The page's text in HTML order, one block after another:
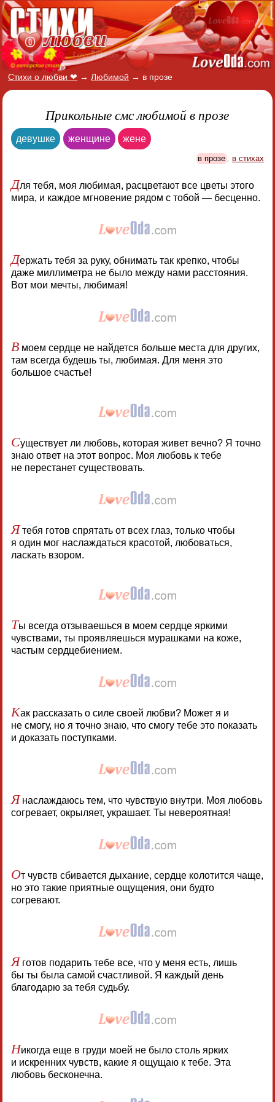
Стихи о любви ❤ → Любимой → в прозе
Прикольные смс любимой в прозе
девушке женщине жене
в прозе , в стихах
Для тебя, моя любимая, расцветают все цветы этого
мира, и каждое мгновение рядом с тобой — бесценно.
Держать тебя за руку, обнимать так крепко, чтобы
даже миллиметра не было между нами расстояния.
Вот мои мечты, любимая!
Вмоем сердце не найдется больше места для других,
там всегда будешь ты, любимая. Для меня это
большое счастье!
Существует ли любовь, которая живет вечно? Я точно
знаю ответ на этот вопрос. Моя любовь к тебе
не перестанет существовать.
Ятебя готов спрятать от всех глаз, только чтобы
я один мог наслаждаться красотой, любоваться,
ласкать взором.
Ты всегда отзываешься в моем сердце яркими
чувствами, ты проявляешься мурашками на коже,
частым сердцебиением.
Как рассказать о силе своей любви? Может я и
не смогу, но я точно знаю, что смогу тебе это показать
и доказать поступками.
Янаслаждаюсь тем, что чувствую внутри. Моя любовь
согревает, окрыляет, украшает. Ты невероятная!
От чувств сбивается дыхание, сердце колотится чаще,
но это такие приятные ощущения, они будто
согревают.
Яготов подарить тебе все, что у меня есть, лишь
бы ты была самой счастливой. Я каждый день
благодарю за тебя судьбу.
Никогда еще в груди моей не было столь ярких
и искренних чувств, какие я ощущаю к тебе. Эта
любовь бесконечна.